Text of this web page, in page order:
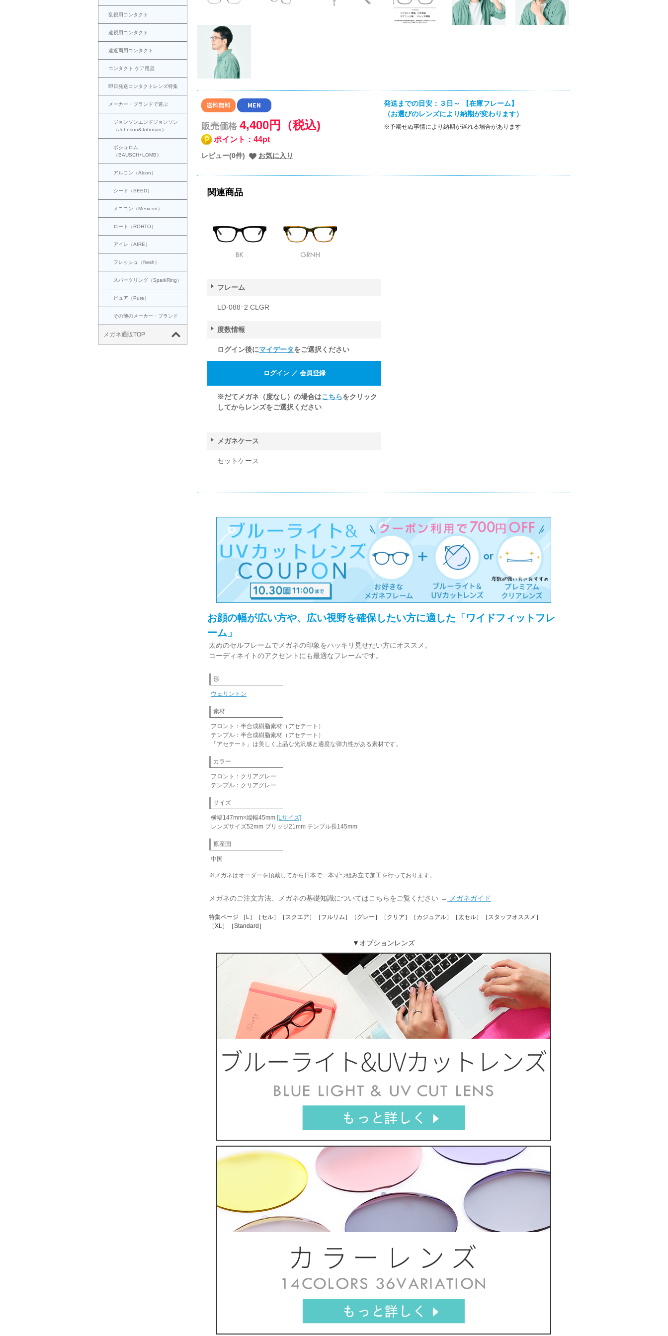
乱視用コンタクト
遠視用コンタクト
遠近両用コンタクト
コンタクト ケア用品
即日発送コンタクトレンズ特集
メーカー・ブランドで選ぶ
ジョンソンエンドジョンソン
（Johnson&Johnson）
ボシュロム
（BAUSCH+LOMB）
アルコン（Alcon）
シード（SEED）
メニコン（Menicon）
ロート（ROHTO）
アイレ（AIRE）
フレッシュ（fresh）
スパークリング（SparkRing）
ピュア（Pure）
その他のメーカー・ブランド
メガネ通販TOP
販売価格 4,400円（税込)
ポイント：44pt
レビュー(0件) お気に入り
発送までの目安：３日～ 【在庫フレーム】
（お選びのレンズにより納期が変わります）
※予期せぬ事情により納期が遅れる場合があります
関連商品
フレーム
LD-088ｰ2 CLGR
度数情報
ログイン後にマイデータをご選択ください
※だてメガネ（度なし）の場合はこちらをクリック
してからレンズをご選択ください
メガネケース
セットケース
お顔の幅が広い方や、広い視野を確保したい方に適した「ワイドフィットフレ
ーム」
太めのセルフレームでメガネの印象をハッキリ見せたい方にオススメ。
コーディネイトのアクセントにも最適なフレームです。
形
ウェリントン
素材
フロント：半合成樹脂素材（アセテート）
テンプル：半合成樹脂素材（アセテート）
「アセテート」は美しく上品な光沢感と適度な弾力性がある素材です。
カラー
フロント：クリアグレー
テンプル：クリアグレー
サイズ
横幅147mm×縦幅45mm [Lサイズ]
レンズサイズ52mm ブリッジ21mm テンプル長145mm
原産国
中国
※メガネはオーダーを頂戴してから日本で一本ずつ組み立て加工を行っております。
メガネのご注文方法、メガネの基礎知識についてはこちらをご覧ください → メガネガイド
特集ページ ［L］［セル］［スクエア］［フルリム］［グレー］［クリア］［カジュアル］［太セル］［スタッフオススメ］
［XL］［Standard］
▼オプションレンズ